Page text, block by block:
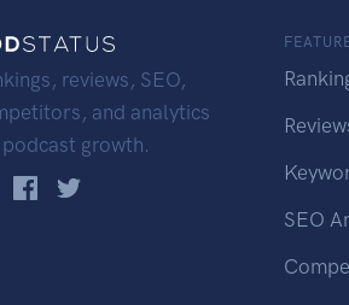
reviews, SEO,
and analytics
growth.
SEO